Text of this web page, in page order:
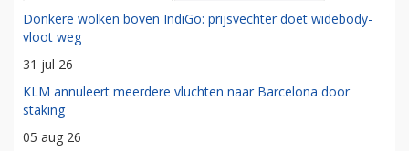
Donkere wolken boven IndiGo: prijsvechter doet widebody-
vloot weg
31 jul 26
KLM annuleert meerdere vluchten naar Barcelona door
staking
05 aug 26